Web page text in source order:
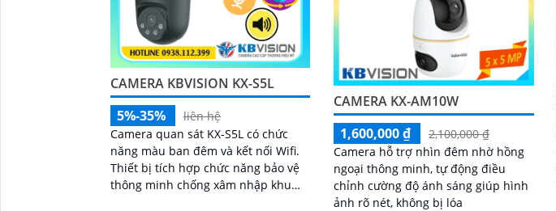
CAMERA KBVISION KX-S5L
5%-35%
liên hệ
Camera quan sát KX-S5L có chức
năng màu ban đêm và kết nối Wifi.
Thiết bị tích hợp chức năng bảo vệ
thông minh chống xâm nhập khu
CAMERA KX-AM10W
1,600,000 ₫
2,100,000 ₫
Camera hỗ trợ nhìn đêm nhờ hồng
ngoại thông minh, tự động điều
chỉnh cường độ ánh sáng giúp hình
ảnh rõ nét, không bị lóa